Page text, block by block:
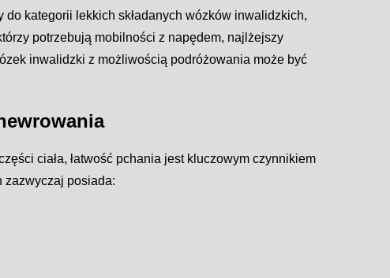
kategorii lekkich składanych wózków inwalidzkich,
potrzebują mobilności z napędem, najlżejszy
inwalidzki z możliwością podróżowania może być
ciała, łatwość pchania jest kluczowym czynnikiem
zazwyczaj posiada: